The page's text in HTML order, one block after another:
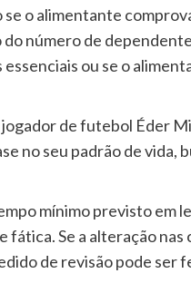
se o alimentante
número de
ou se o
de futebol Éder
no seu padrão de
mínimo previsto em
fática. Se a alteração
de revisão pode ser